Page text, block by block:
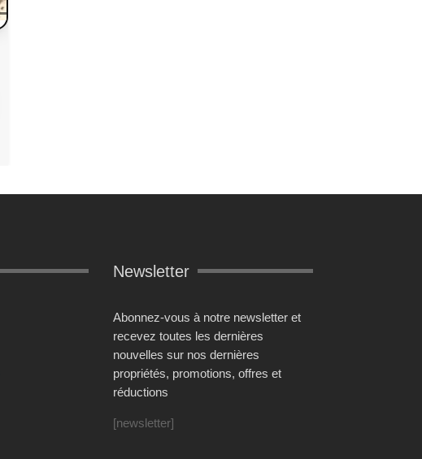
Newsletter
Abonnez-vous à notre newsletter et
recevez toutes les dernières
nouvelles sur nos dernières
propriétés, promotions, offres et
réductions
[newsletter]